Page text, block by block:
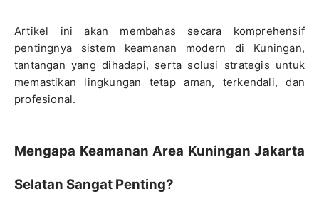
Artikel ini akan membahas secara komprehensif
pentingnya sistem keamanan modern di Kuningan,
tantangan yang dihadapi, serta solusi strategis untuk
memastikan lingkungan tetap aman, terkendali, dan
profesional.
Mengapa Keamanan Area Kuningan Jakarta
Selatan Sangat Penting?